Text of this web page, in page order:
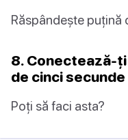
Răspândește
8. Conectează-
de cinci
Poți să faci asta?